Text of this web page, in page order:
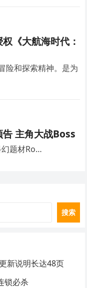
《大航海时代：
险和探索精神。是为
主角大战Boss
幻题材Ro…
搜索
新说明长达48页
锁必杀